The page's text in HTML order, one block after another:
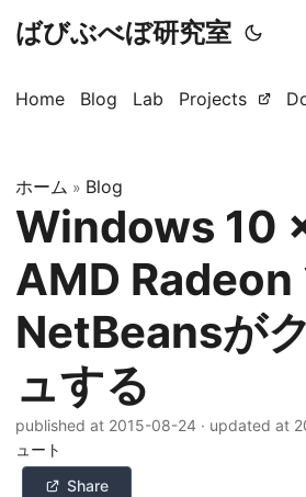
ばびぶべぼ研究室
Home Blog Lab Projects
ホーム » Blog
Windows 10
AMD Radeon
NetBeansが
ュする
published at 2015-08-24 · updated at
ュート
Share